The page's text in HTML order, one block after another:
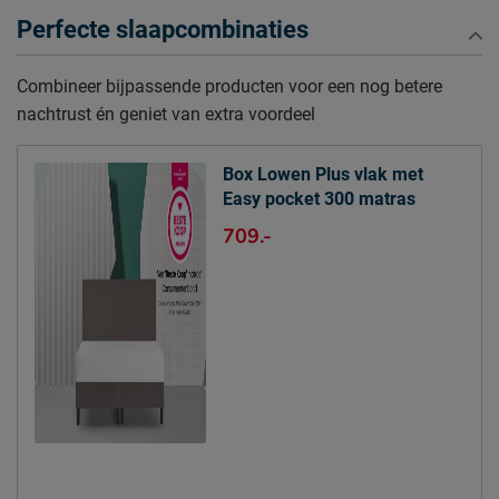
Poothoogte
12 cm
Specificaties boxspring
Kleur
graphite
Vlak
polyester
Matras(sen)
Modelnaam matras
Opbouw matraskern
Aantal veren per m2
matrassen
Aantal slagen veer
Perfecte slaapcombinaties
Combineer bijpassende producten voor een nog betere
nachtrust én geniet van extra voordeel
Box Lowen Plus vlak met
Easy pocket 300 matras
709.-